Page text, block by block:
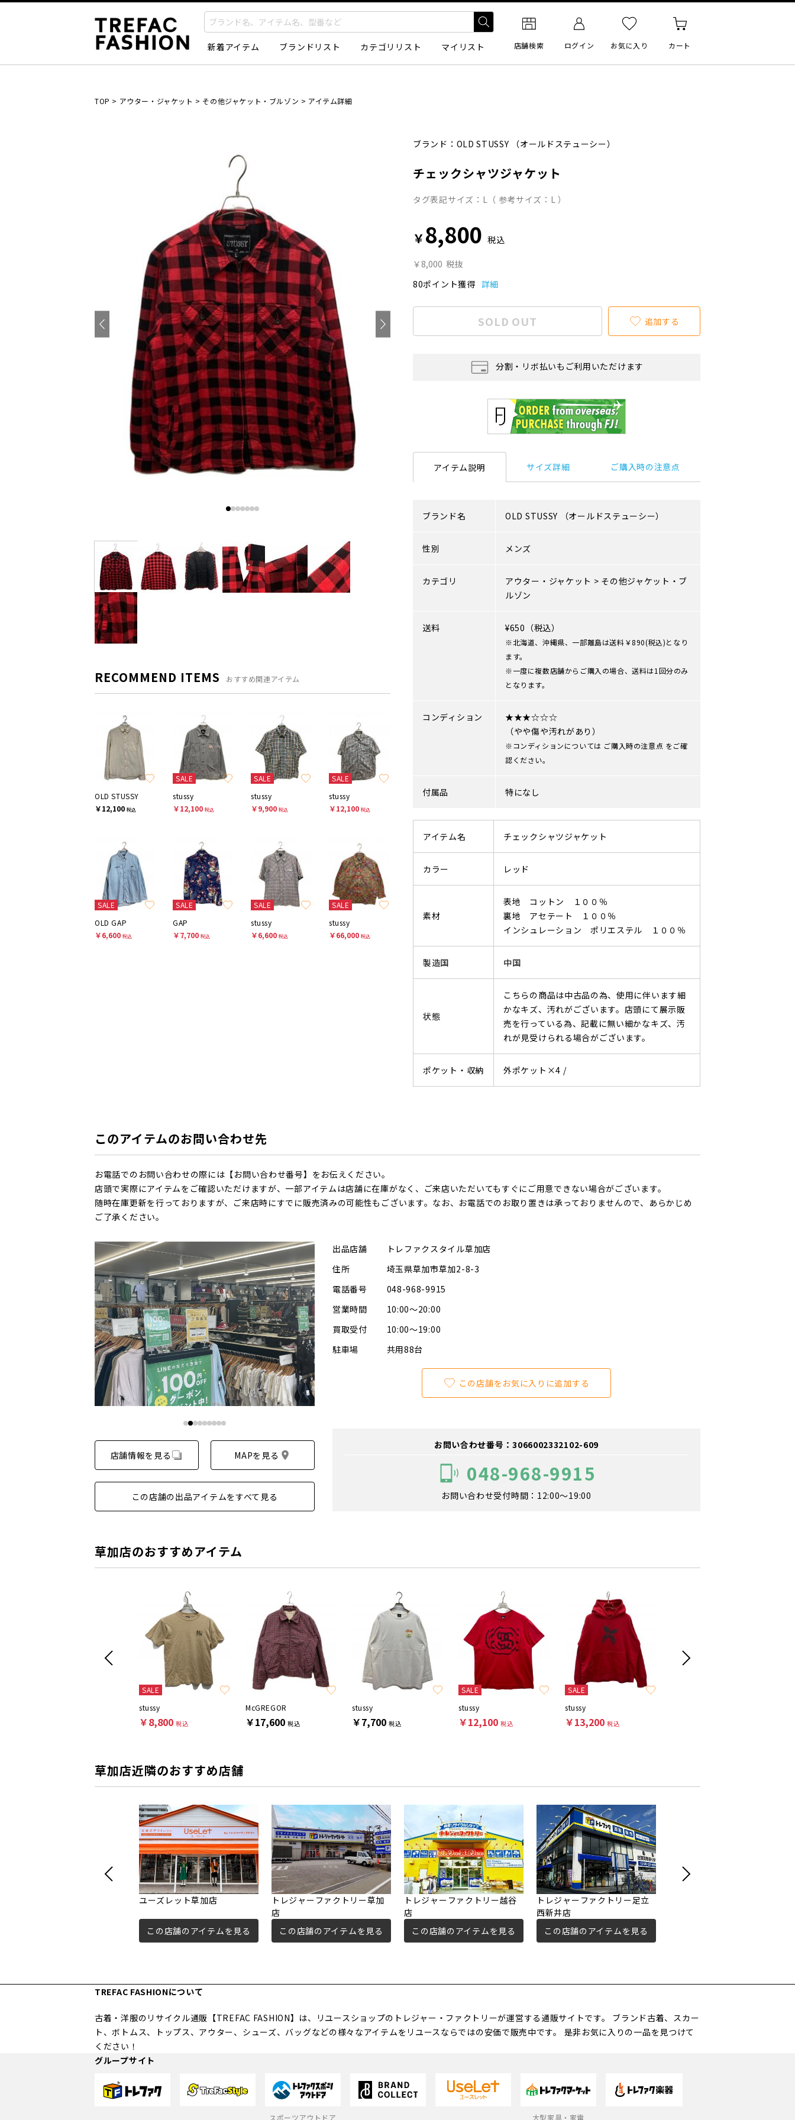
新着アイテム ブランドリスト カテゴリリスト マイリスト 店舗検索 ログイン お気に入り カート
TOP > アウター・ジャケット > その他ジャケット・ブルゾン > アイテム詳細
RECOMMEND ITEMS おすすめ関連アイテム
OLD STUSSY
￥12,100 税込
SALE
stussy
￥12,100 税込
SALE
stussy
￥9,900 税込
SALE
stussy
￥12,100 税込
SALE
OLD GAP
￥6,600 税込
SALE
GAP
￥7,700 税込
SALE
stussy
￥6,600 税込
SALE
stussy
￥66,000 税込
ブランド： OLD STUSSY （オールドステューシー）
チェックシャツジャケット
タグ表記サイズ：L（ 参考サイズ：L ）
￥8,800 税込
￥8,000 税抜
80ポイント獲得 詳細
SOLD OUT 追加する
分割・リボ払いもご利用いただけます
アイテム説明 サイズ詳細 ご購入時の注意点
ブランド名 OLD STUSSY （オールドステューシー）
性別 メンズ
カテゴリ アウター・ジャケット > その他ジャケット・ブ
ルゾン
送料 ¥650（税込）
※北海道、沖縄県、一部離島は送料￥890(税込)となり
ます。
※一度に複数店舗からご購入の場合、送料は1回分のみ
となります。
コンディション
★★★☆☆☆
（やや傷や汚れがあり）
※コンディションについては ご購入時の注意点 をご確
認ください。
付属品 特になし
アイテム名 チェックシャツジャケット
カラー レッド
素材
表地 コットン １００％
裏地 アセテート １００％
インシュレーション ポリエステル １００％
製造国 中国
状態
こちらの商品は中古品の為、使用に伴います細
かなキズ、汚れがございます。店頭にて展示販
売を行っている為、記載に無い細かなキズ、汚
れが見受けられる場合がございます。
ポケット・収納 外ポケット×4 /
このアイテムのお問い合わせ先
お電話でのお問い合わせの際には【お問い合わせ番号】をお伝えください。
店頭で実際にアイテムをご確認いただけますが、一部アイテムは店舗に在庫がなく、ご来店いただいてもすぐにご用意できない場合がございます。
随時在庫更新を行っておりますが、ご来店時にすでに販売済みの可能性もございます。なお、お電話でのお取り置きは承っておりませんので、あらかじめ
ご了承ください。
店舗情報を見る MAPを見る
この店舗の出品アイテムをすべて見る
出品店舗
トレファクスタイル草加店
住所
埼玉県草加市草加2-8-3
電話番号
048-968-9915
営業時間
10:00～20:00
買取受付
10:00～19:00
駐車場
共用88台
この店舗をお気に入りに追加する
お問い合わせ番号：3066002332102-609
048-968-9915
お問い合わせ受付時間：12:00～19:00
草加店のおすすめアイテム
SALE
stussy
￥8,800 税込
McGREGOR
￥17,600 税込
stussy
￥7,700 税込
SALE
stussy
￥12,100 税込
SALE
stussy
￥13,200 税込
草加店近隣のおすすめ店舗
ユーズレット草加店
この店舗のアイテムを見る
トレジャーファクトリー草加
店
この店舗のアイテムを見る
トレジャーファクトリー越谷
店
この店舗のアイテムを見る
トレジャーファクトリー足立
西新井店
この店舗のアイテムを見る
TREFAC FASHIONについて
古着・洋服のリサイクル通販【TREFAC FASHION】は、リユースショップのトレジャー・ファクトリーが運営する通販サイトです。 ブランド古着、スカー
ト、ボトムス、トップス、アウター、シューズ、バッグなどの様々なアイテムをリユースならではの安価で販売中です。 是非お気に入りの一品を見つけて
ください！
グループサイト
スポーツアウトドア 大型家具・家電